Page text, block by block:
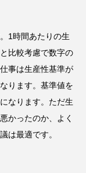
1時間あたりの生
比較考慮で数字の
事は生産性基準が
ります。基準値を
なります。ただ生
かったのか、よく
は最適です。